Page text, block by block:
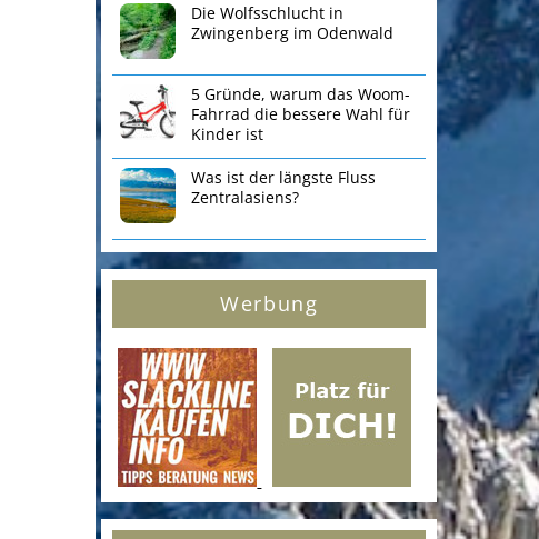
Die Wolfsschlucht in
Zwingenberg im Odenwald
5 Gründe, warum das Woom-
Fahrrad die bessere Wahl für
Kinder ist
Was ist der längste Fluss
Zentralasiens?
Werbung